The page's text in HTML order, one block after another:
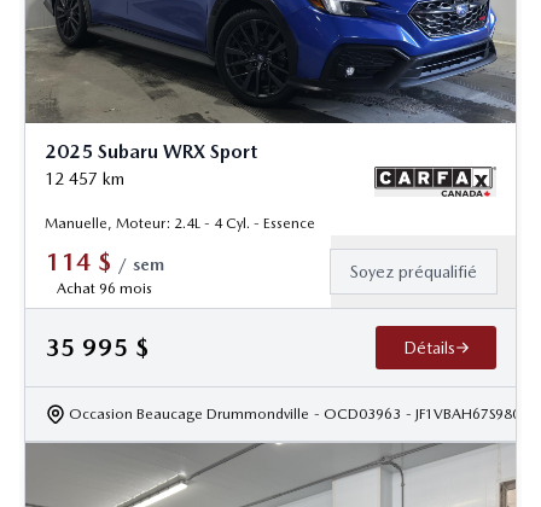
2025 Subaru WRX Sport
12 457 km
Manuelle, Moteur: 2.4L - 4 Cyl. - Essence
114 $ / sem
Achat 96 mois
Soyez préqualifié
35 995 $ Détails
Occasion Beaucage Drummondville - OCD03963 -